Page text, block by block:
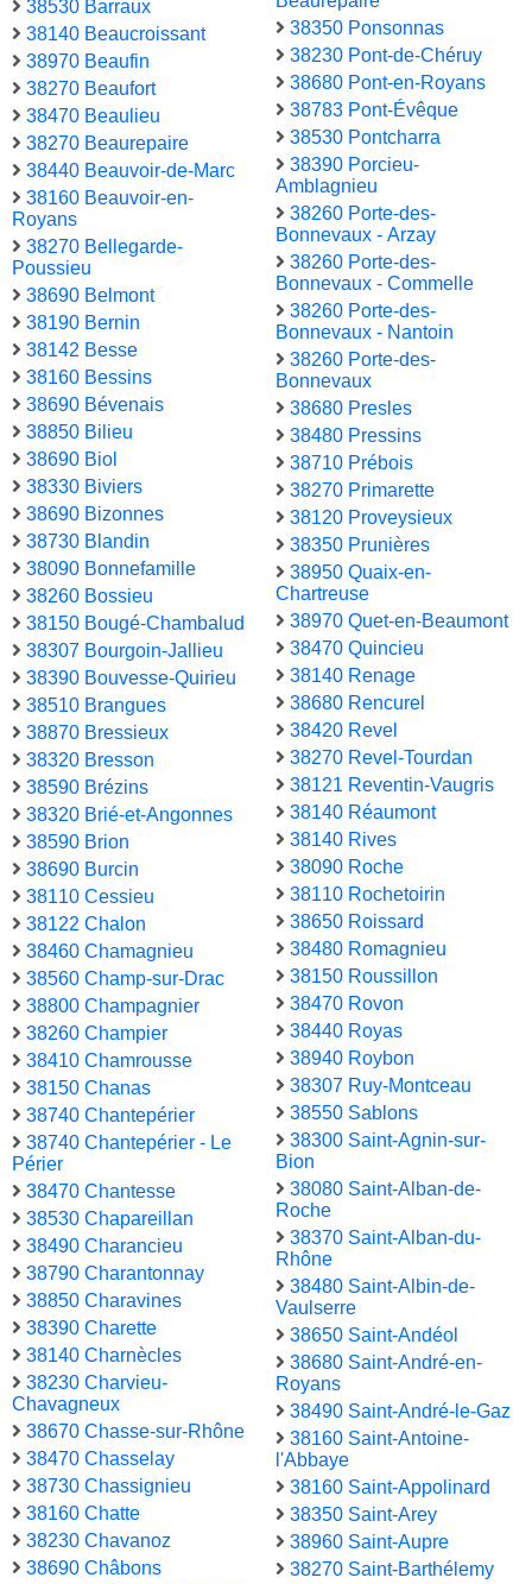
38530 Barraux
38140 Beaucroissant
38970 Beaufin
38270 Beaufort
38470 Beaulieu
38270 Beaurepaire
38440 Beauvoir-de-Marc
38160 Beauvoir-en-
Royans
38270 Bellegarde-
Poussieu
38690 Belmont
38190 Bernin
38142 Besse
38160 Bessins
38690 Bévenais
38850 Bilieu
38690 Biol
38330 Biviers
38690 Bizonnes
38730 Blandin
38090 Bonnefamille
38260 Bossieu
38150 Bougé-Chambalud
38307 Bourgoin-Jallieu
38390 Bouvesse-Quirieu
38510 Brangues
38870 Bressieux
38320 Bresson
38590 Brézins
38320 Brié-et-Angonnes
38590 Brion
38690 Burcin
38110 Cessieu
38122 Chalon
38460 Chamagnieu
38560 Champ-sur-Drac
38800 Champagnier
38260 Champier
38410 Chamrousse
38150 Chanas
38740 Chantepérier
38740 Chantepérier - Le
Périer
38470 Chantesse
38530 Chapareillan
38490 Charancieu
38790 Charantonnay
38850 Charavines
38390 Charette
38140 Charnècles
38230 Charvieu-
Chavagneux
38670 Chasse-sur-Rhône
38470 Chasselay
38730 Chassignieu
38160 Chatte
38230 Chavanoz
38690 Châbons
38350 Ponsonnas
38230 Pont-de-Chéruy
38680 Pont-en-Royans
38783 Pont-Évêque
38530 Pontcharra
38390 Porcieu-
Amblagnieu
38260 Porte-des-
Bonnevaux - Arzay
38260 Porte-des-
Bonnevaux - Commelle
38260 Porte-des-
Bonnevaux - Nantoin
38260 Porte-des-
Bonnevaux
38680 Presles
38480 Pressins
38710 Prébois
38270 Primarette
38120 Proveysieux
38350 Prunières
38950 Quaix-en-
Chartreuse
38970 Quet-en-Beaumont
38470 Quincieu
38140 Renage
38680 Rencurel
38420 Revel
38270 Revel-Tourdan
38121 Reventin-Vaugris
38140 Réaumont
38140 Rives
38090 Roche
38110 Rochetoirin
38650 Roissard
38480 Romagnieu
38150 Roussillon
38470 Rovon
38440 Royas
38940 Roybon
38307 Ruy-Montceau
38550 Sablons
38300 Saint-Agnin-sur-
Bion
38080 Saint-Alban-de-
Roche
38370 Saint-Alban-du-
Rhône
38480 Saint-Albin-de-
Vaulserre
38650 Saint-Andéol
38680 Saint-André-en-
Royans
38490 Saint-André-le-Gaz
38160 Saint-Antoine-
l'Abbaye
38160 Saint-Appolinard
38350 Saint-Arey
38960 Saint-Aupre
38270 Saint-Barthélemy